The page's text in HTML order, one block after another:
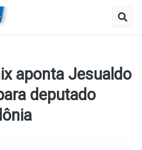
aponta Jesualdo
deputado